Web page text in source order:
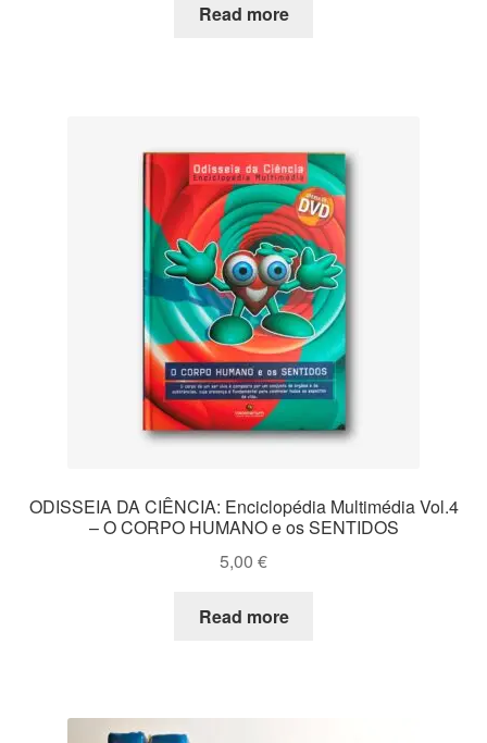
Read more
ODISSEIA DA CIÊNCIA: Enciclopédia Multimédia Vol.4
– O CORPO HUMANO e os SENTIDOS
5,00 €
Read more